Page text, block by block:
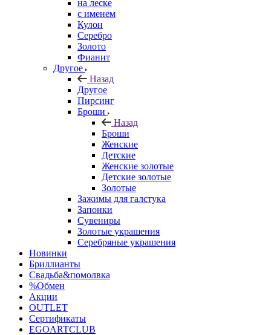
на леске
с именем
Кулон
Серебро
Золото
Фианит
Другое
Назад
Другое
Пирсинг
Броши
Назад
Броши
Женские
Детские
Женские золотые
Детские золотые
Золотые
Зажимы для галстука
Запонки
Сувениры
Золотые украшения
Серебряные украшения
Новинки
Бриллианты
Свадьба&помолвка
%Обмен
Акции
OUTLET
Сертификаты
EGOARTCLUB